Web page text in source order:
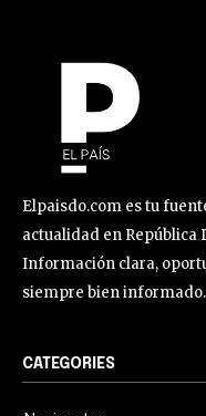
Elpaisdo.com es tu
actualidad en República
Información clara,
siempre bien informado.
CATEGORIES